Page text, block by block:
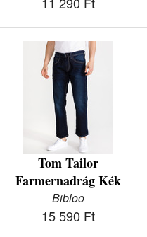
Tom Tailor
Farmernadrág Kék
Bibloo
15 590 Ft